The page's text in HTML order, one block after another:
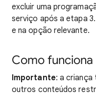
excluir uma
serviço após a etapa
e na opção relevante.
Como
Importante: a criança
outros conteúdos